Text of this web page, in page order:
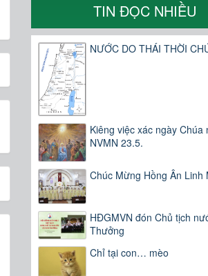
TIN ĐỌC NHIỀU
NƯỚC DO THÁI THỜI
Kiêng việc xác ngày Chúa
NVMN 23.5.
Chúc Mừng Hồng Ân Linh
HĐGMVN đón Chủ tịch
Thưởng
Chỉ tại con… mèo